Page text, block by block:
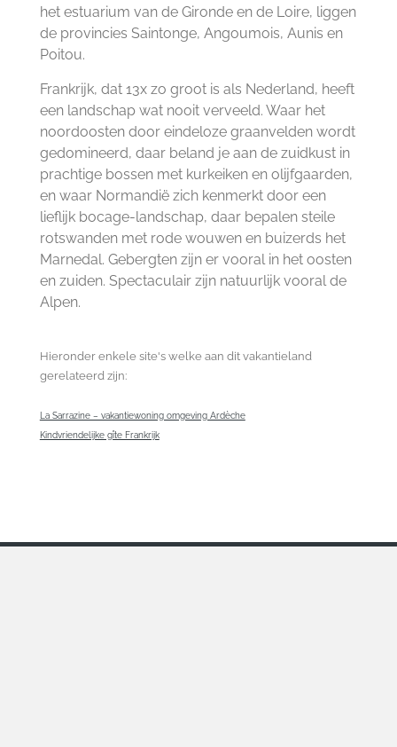
het estuarium van de Gironde en de Loire, liggen
de provincies Saintonge, Angoumois, Aunis en
Poitou.
Frankrijk, dat 13x zo groot is als Nederland, heeft
een landschap wat nooit verveeld. Waar het
noordoosten door eindeloze graanvelden wordt
gedomineerd, daar beland je aan de zuidkust in
prachtige bossen met kurkeiken en olijfgaarden,
en waar Normandië zich kenmerkt door een
lieflijk bocage-landschap, daar bepalen steile
rotswanden met rode wouwen en buizerds het
Marnedal. Gebergten zijn er vooral in het oosten
en zuiden. Spectaculair zijn natuurlijk vooral de
Alpen.
Hieronder enkele site's welke aan dit vakantieland
gerelateerd zijn:
La Sarrazine – vakantiewoning omgeving Ardèche
Kindvriendelijke gîte Frankrijk